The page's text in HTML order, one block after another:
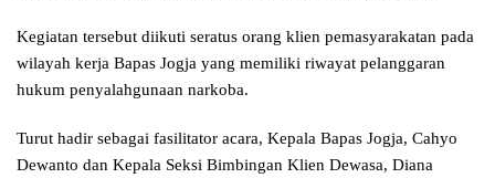
Kegiatan tersebut diikuti seratus orang klien pemasyarakatan pada
wilayah kerja Bapas Jogja yang memiliki riwayat pelanggaran
hukum penyalahgunaan narkoba.
Turut hadir sebagai fasilitator acara, Kepala Bapas Jogja, Cahyo
Dewanto dan Kepala Seksi Bimbingan Klien Dewasa, Diana